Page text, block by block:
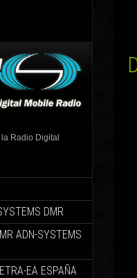
Radio Digital
DMR
ADN-SYSTEMS
EA ESPAÑA